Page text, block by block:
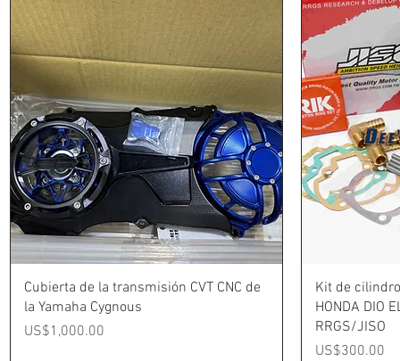
Vista rápida
Cubierta de la transmisión CVT CNC de
la Yamaha Cygnous
Precio
US$1,000.00
Kit de
HONDA DIO
RRGS/JISO
Precio
US$300.00